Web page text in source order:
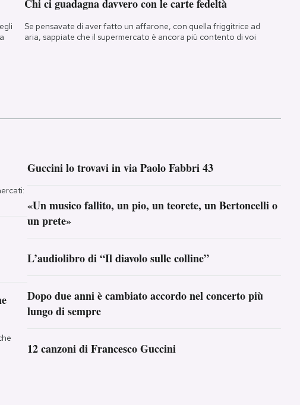
Chi ci guadagna davvero con le carte fedeltà
Se pensavate di aver fatto un affarone, con quella friggitrice ad
aria, sappiate che il supermercato è ancora più contento di voi
Guccini lo trovavi in via Paolo Fabbri 43
«Un musico fallito, un pio, un teorete, un Bertoncelli o
un prete»
L’audiolibro di “Il diavolo sulle colline”
Dopo due anni è cambiato accordo nel concerto più
lungo di sempre
12 canzoni di Francesco Guccini